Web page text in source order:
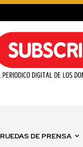
RUEDAS DE PRENSA